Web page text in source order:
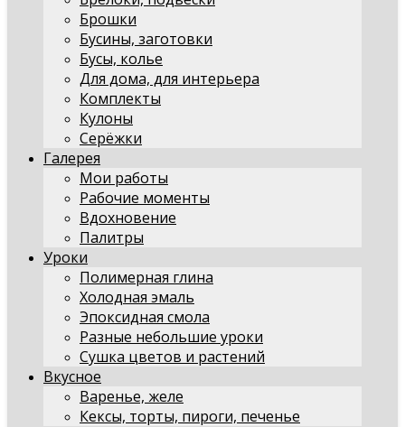
Брошки
Бусины, заготовки
Бусы, колье
Для дома, для интерьера
Комплекты
Кулоны
Серёжки
Галерея
Мои работы
Рабочие моменты
Вдохновение
Палитры
Уроки
Полимерная глина
Холодная эмаль
Эпоксидная смола
Разные небольшие уроки
Сушка цветов и растений
Вкусное
Варенье, желе
Кексы, торты, пироги, печенье